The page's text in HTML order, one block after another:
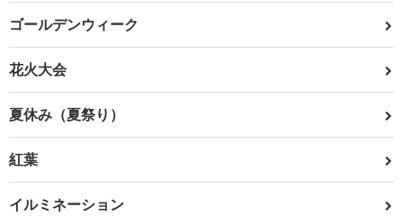
ゴールデンウィーク
花火大会
夏休み（夏祭り）
紅葉
イルミネーション